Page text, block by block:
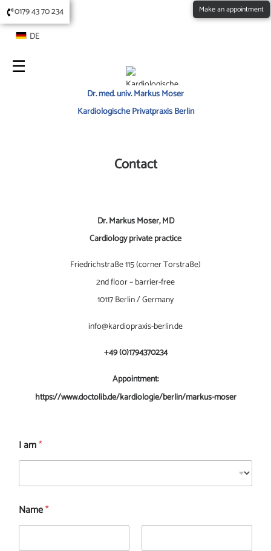
0179 43 70 234
DE
Make an appointment
Dr. med. univ. Markus Moser
Kardiologische Privatpraxis Berlin
Contact
Dr. Markus Moser, MD
Cardiology private practice
Friedrichstraße 115 (corner Torstraße)
2nd floor – barrier-free
10117 Berlin / Germany
info@kardiopraxis-berlin.de
+49 (0)1794370234
Appointment:
https://www.doctolib.de/kardiologie/berlin/markus-moser
I am*
Name*